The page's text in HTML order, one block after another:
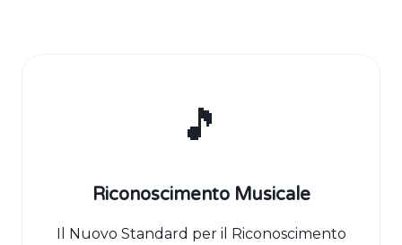
🎵
Riconoscimento Musicale
Il Nuovo Standard per il Riconoscimento